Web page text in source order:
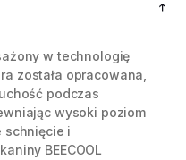
w technologię
została opracowana,
podczas
wysoki poziom
schnięcie i
BEECOOL